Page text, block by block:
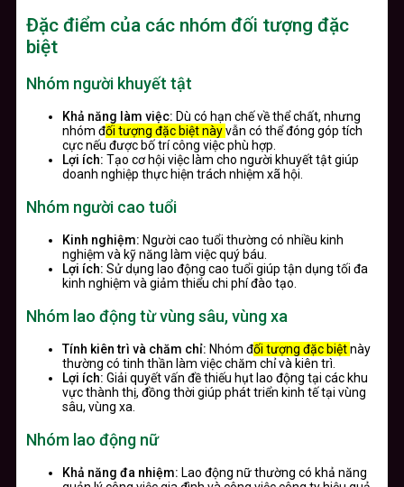
Đặc điểm của các nhóm đối tượng đặc
biệt
Nhóm người khuyết tật
Khả năng làm việc: Dù có hạn chế về thể chất, nhưng
nhóm đối tượng đặc biệt nàyvẫn có thể đóng góp tích
cực nếu được bố trí công việc phù hợp.
Lợi ích: Tạo cơ hội việc làm cho người khuyết tật giúp
doanh nghiệp thực hiện trách nhiệm xã hội.
Nhóm người cao tuổi
Kinh nghiệm: Người cao tuổi thường có nhiều kinh
nghiệm và kỹ năng làm việc quý báu.
Lợi ích: Sử dụng lao động cao tuổi giúp tận dụng tối đa
kinh nghiệm và giảm thiểu chi phí đào tạo.
Nhóm lao động từ vùng sâu, vùng xa
Tính kiên trì và chăm chỉ: Nhóm đối tượng đặc biệtnày
thường có tinh thần làm việc chăm chỉ và kiên trì.
Lợi ích: Giải quyết vấn đề thiếu hụt lao động tại các khu
vực thành thị, đồng thời giúp phát triển kinh tế tại vùng
sâu, vùng xa.
Nhóm lao động nữ
Khả năng đa nhiệm: Lao động nữ thường có khả năng